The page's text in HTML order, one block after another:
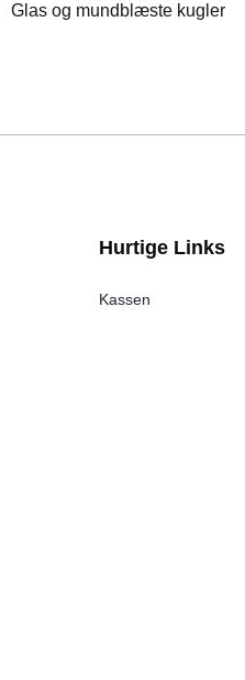
Glas og mundblæste kugler
Hurtige Links
Kassen